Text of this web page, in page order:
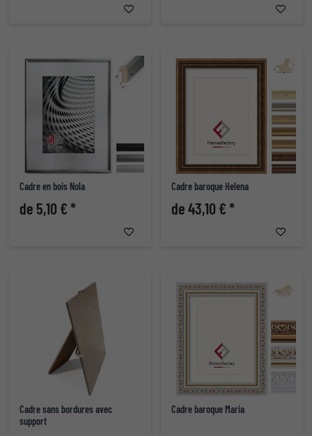
Cadre en bois Nola
de 5,10 € *
Cadre baroque Helena
de 43,10 € *
Cadre sans bordures avec
support
Cadre baroque Maria